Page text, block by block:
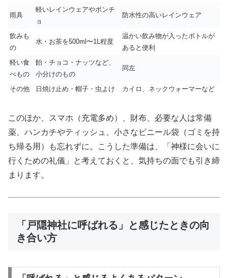
雨具
軽いレインウェアやポンチ
ョ
防水性の高いレインウェア
飲みも
の
水・お茶を500ml〜1L程度
温かい飲み物が入ったボトルが
あると便利
軽い食
べもの
飴・チョコ・ナッツなど、
小分けのもの
同左
その他 日焼け止め・帽子・虫よけ カイロ、ネックウォーマーなど
このほか、スマホ（充電多め）、財布、必要な人は常備
薬、ハンカチやティッシュ、小さなビニール袋（ゴミを持
ち帰る用）も忘れずに。こうした準備は、「神様に会いに
行くための礼儀」と考えておくと、気持ちの面でも引き締
まります。
「戸隠神社に呼ばれる」と感じたときの向
き合い方